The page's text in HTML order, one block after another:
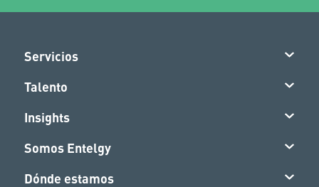
Servicios
Talento
Insights
Somos Entelgy
Dónde estamos